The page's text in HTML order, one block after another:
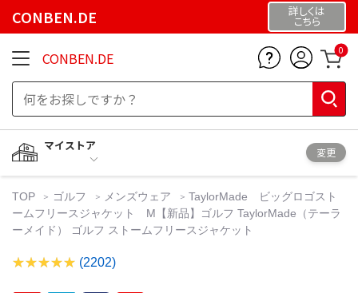
CONBEN.DE 詳しくは
こちら
CONBEN.DE 0
マイストア
変更
TOP ゴルフ メンズウェア
TaylorMade ビッグロゴスト
ームフリースジャケット M【新品】ゴルフ TaylorMade（テーラ
ーメイド） ゴルフ ストームフリースジャケット
(2202)